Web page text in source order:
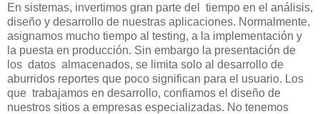
En sistemas, invertimos gran parte del
tiempo en el análisis,
diseño y desarrollo de nuestras aplicaciones. Normalmente,
asignamos mucho tiempo al testing, a la implementación y
la puesta en producción. Sin embargo la presentación de
los datos almacenados, se limita solo al desarrollo de
aburridos reportes que poco significan para el usuario. Los
que trabajamos en desarrollo, confiamos el diseño de
nuestros sitios a empresas especializadas. No tenemos